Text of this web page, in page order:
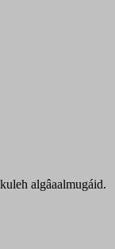
algâaalmugáid.